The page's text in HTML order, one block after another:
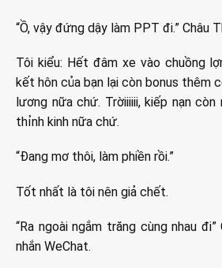
“Ồ, vậy đứng dậy làm PPT đi.” Châu
Tôi kiểu: Hết đâm xe vào chuồng
kết hôn của bạn lại còn bonus thêm
lương nữa chứ. Trờiiiiii, kiếp nạn còn
thỉnh kinh nữa chứ.
“Đang mơ thôi, làm phiền rồi.”
Tốt nhất là tôi nên giả chết.
“Ra ngoài ngắm trăng cùng nhau
nhắn WeChat.